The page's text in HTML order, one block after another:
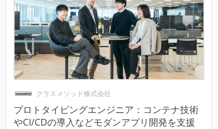
クラスメソッド株式会社
プロトタイピングエンジニア：コンテナ技術
やCI/CDの導入などモダンアプリ開発を支援